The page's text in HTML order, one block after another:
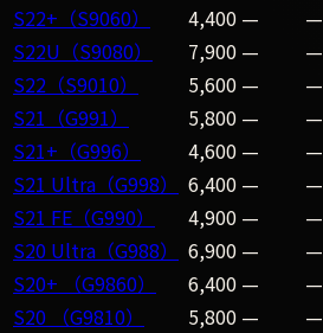
S22+（S9060）
4,400 — —
S22U（S9080）
7,900 — —
S22（S9010）
5,600 — —
S21（G991）
5,800 — —
S21+（G996）
4,600 — —
S21 Ultra（G998）
6,400 — —
S21 FE（G990）
4,900 — —
S20 Ultra（G988）
6,900 — —
S20+ （G9860）
6,400 — —
S20 （G9810）
5,800 — —